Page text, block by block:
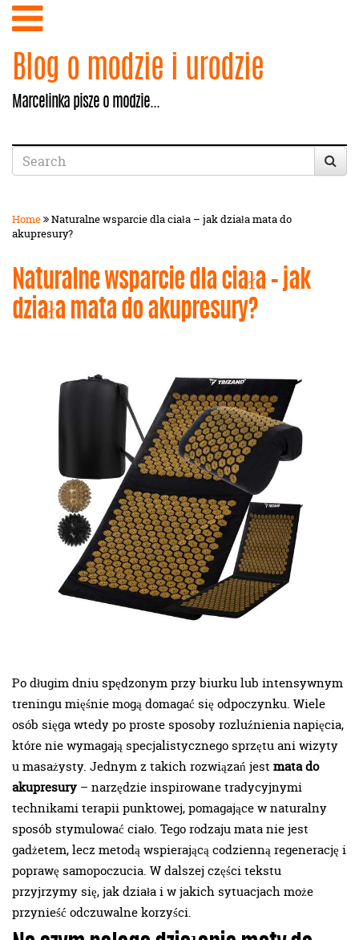
Blog o modzie i urodzie
Marcelinka pisze o modzie...
Home
Naturalne wsparcie dla ciała – jak działa mata do
akupresury?
Naturalne wsparcie dla ciała – jak
działa mata do akupresury?
Po długim dniu spędzonym przy biurku lub intensywnym
treningu mięśnie mogą domagać się odpoczynku. Wiele
osób sięga wtedy po proste sposoby rozluźnienia napięcia,
które nie wymagają specjalistycznego sprzętu ani wizyty
u masażysty. Jednym z takich rozwiązań jest mata do
akupresury – narzędzie inspirowane tradycyjnymi
technikami terapii punktowej, pomagające w naturalny
sposób stymulować ciało. Tego rodzaju mata nie jest
gadżetem, lecz metodą wspierającą codzienną regenerację i
poprawę samopoczucia. W dalszej części tekstu
przyjrzymy się, jak działa i w jakich sytuacjach może
przynieść odczuwalne korzyści.